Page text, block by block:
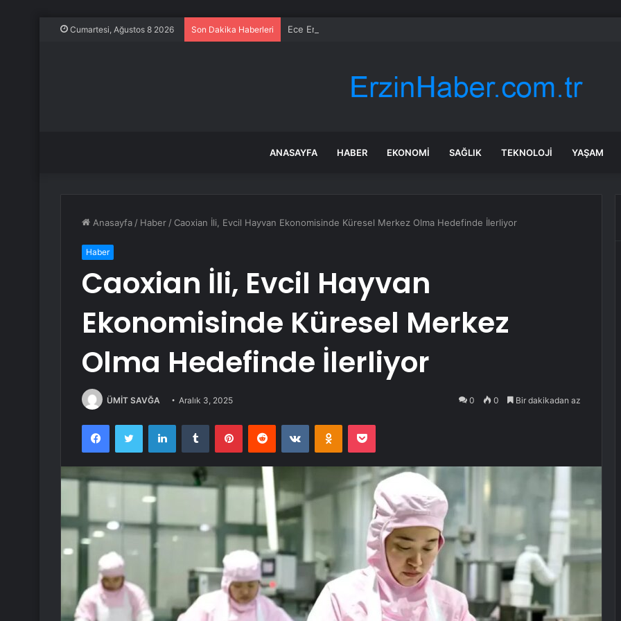
Cumartesi, Ağustos 8 2026 Son Dakika Haberleri Ece Erken’den ‘yasak aşk’ açıklaması: Hukuki yollara başvuruyor
ANASAYFA HABER EKONOMI SAĞLIK TEKNOLOJI YAŞAM
Anasayfa / Haber / Caoxian İli, Evcil Hayvan Ekonomisinde Küresel Merkez Olma Hedefinde İlerliyor
Haber
Caoxian İli, Evcil Hayvan
Ekonomisinde Küresel Merkez
Olma Hedefinde İlerliyor
ÜMİT SAVĞA Aralık 3, 2025 0 0 Bir dakikadan az
FacebookTwitter LinkedInTumblr PinterestReddit VKontakteOdnoklassniki
Pocket